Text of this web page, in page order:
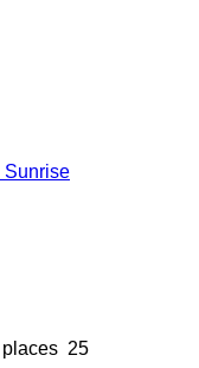
Sunrise
25